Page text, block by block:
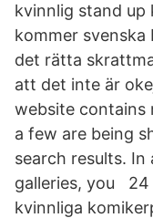
kvinnlig stand up
kommer svenska
det rätta
att det inte är
website contains
a few are being
search results.
galleries, you 24
kvinnliga